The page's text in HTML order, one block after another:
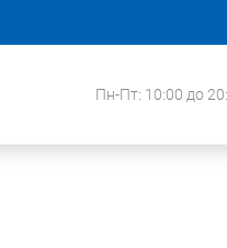
Пн-Пт: 10:00 до